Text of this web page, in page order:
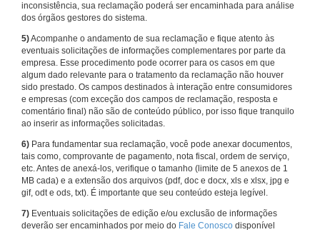
inconsistência, sua reclamação poderá ser encaminhada para análise
dos órgãos gestores do sistema.
5)Acompanhe o andamento de sua reclamação e fique atento às
eventuais solicitações de informações complementares por parte da
empresa. Esse procedimento pode ocorrer para os casos em que
algum dado relevante para o tratamento da reclamação não houver
sido prestado. Os campos destinados à interação entre consumidores
e empresas (com exceção dos campos de reclamação, resposta e
comentário final) não são de conteúdo público, por isso fique tranquilo
ao inserir as informações solicitadas.
6) Para fundamentar sua reclamação, você pode anexar documentos,
tais como, comprovante de pagamento, nota fiscal, ordem de serviço,
etc. Antes de anexá-los, verifique o tamanho (limite de 5 anexos de 1
MB cada) e a extensão dos arquivos (pdf, doc e docx, xls e xlsx, jpg e
gif, odt e ods, txt). É importante que seu conteúdo esteja legível.
7) Eventuais solicitações de edição e/ou exclusão de informações
deverão ser encaminhados por meio do Fale Conosco disponível